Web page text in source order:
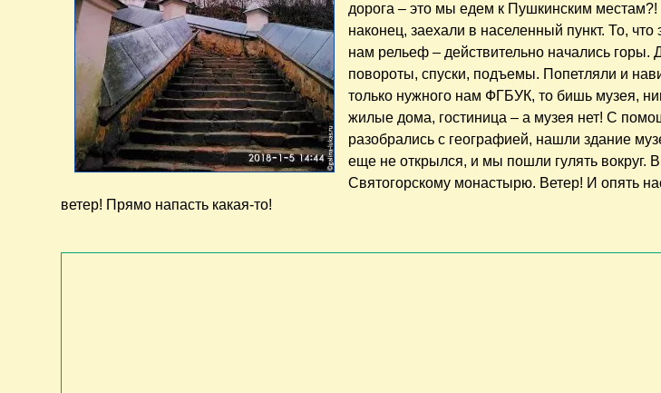
дорога – это мы едем к Пушкинским
наконец, заехали в населенный пункт. То,
нам рельеф – действительно начались горы.
повороты, спуски, подъемы. Попетляли и
только нужного нам ФГБУК, то бишь музея,
жилые дома, гостиница – а музея нет! С
разобрались с географией, нашли здание
еще не открылся, и мы пошли гулять вокруг.
Святогорскому монастырю. Ветер! И опять
ветер! Прямо напасть какая-то!